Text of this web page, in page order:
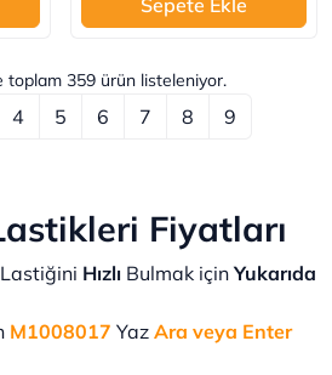
Sepete Ekle
toplam 359 ürün listeleniyor.
4 5 6 7 8 9
Fiyatları
Lastiğini Hızlı Bulmak için Yukarıda
M1008017 Yaz Ara veya Enter